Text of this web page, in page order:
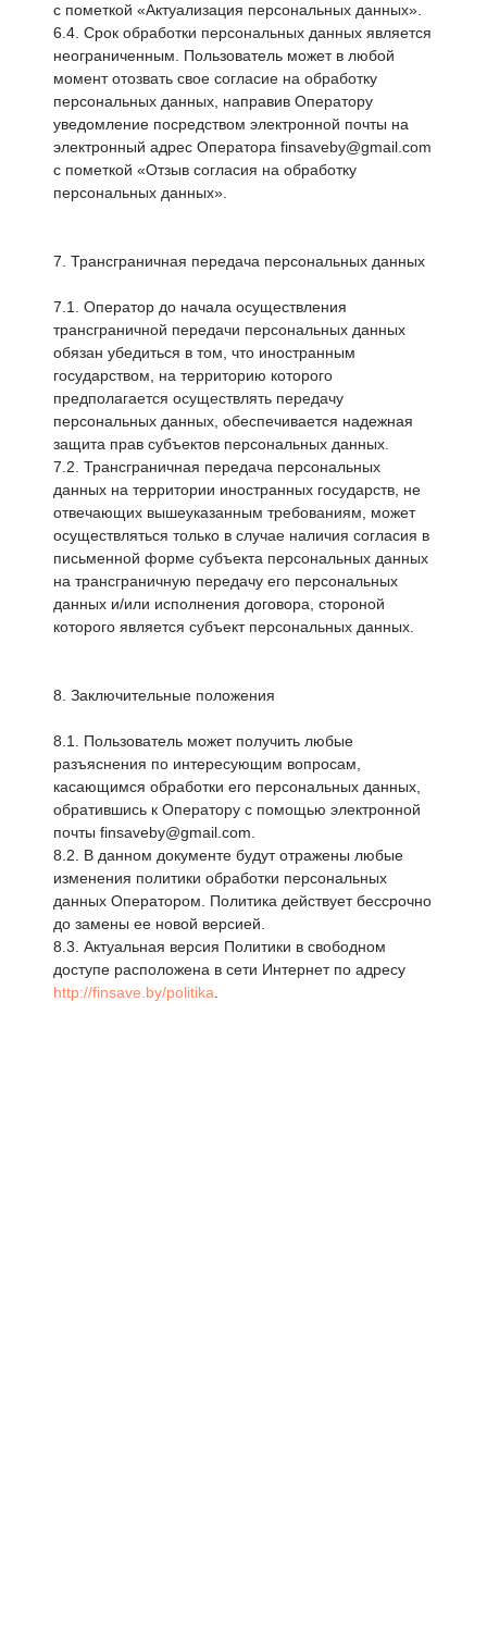
с пометкой «Актуализация персональных данных».
6.4. Срок обработки персональных данных является
неограниченным. Пользователь может в любой
момент отозвать свое согласие на обработку
персональных данных, направив Оператору
уведомление посредством электронной почты на
электронный адрес Оператора finsaveby@gmail.com
с пометкой «Отзыв согласия на обработку
персональных данных».
7. Трансграничная передача персональных данных
7.1. Оператор до начала осуществления
трансграничной передачи персональных данных
обязан убедиться в том, что иностранным
государством, на территорию которого
предполагается осуществлять передачу
персональных данных, обеспечивается надежная
защита прав субъектов персональных данных.
7.2. Трансграничная передача персональных
данных на территории иностранных государств, не
отвечающих вышеуказанным требованиям, может
осуществляться только в случае наличия согласия в
письменной форме субъекта персональных данных
на трансграничную передачу его персональных
данных и/или исполнения договора, стороной
которого является субъект персональных данных.
8. Заключительные положения
8.1. Пользователь может получить любые
разъяснения по интересующим вопросам,
касающимся обработки его персональных данных,
обратившись к Оператору с помощью электронной
почты finsaveby@gmail.com.
8.2. В данном документе будут отражены любые
изменения политики обработки персональных
данных Оператором. Политика действует бессрочно
до замены ее новой версией.
8.3. Актуальная версия Политики в свободном
доступе расположена в сети Интернет по адресу
http://finsave.by/politika